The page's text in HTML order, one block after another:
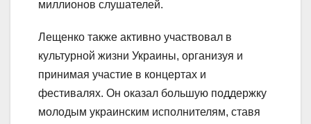
миллионов слушателей.
Лещенко также активно участвовал в
культурной жизни Украины, организуя и
принимая участие в концертах и
фестивалях. Он оказал большую поддержку
молодым украинским исполнителям, ставя